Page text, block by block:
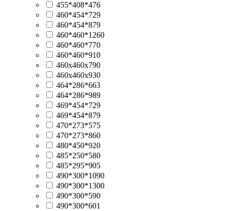
455*408*476
460*454*729
460*454*879
460*460*1260
460*460*770
460*460*910
460х460х790
460х460х930
464*286*663
464*286*989
469*454*729
469*454*879
470*273*575
470*273*860
480*450*920
485*250*580
485*295*905
490*300*1090
490*300*1300
490*300*590
490*300*601